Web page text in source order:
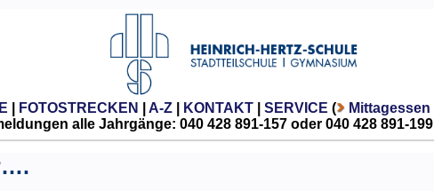
FOTOSTRECKEN A-Z| KONTAKT| SERVICE ( Mittagessen
alle Jahrgänge: 040 428 891-157 oder 040 428 891-199